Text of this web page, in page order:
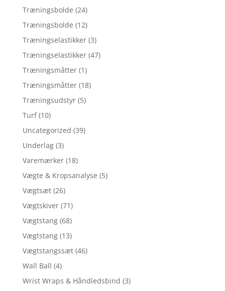
Træningsbolde (24)
Træningsbolde (12)
Træningselastikker (3)
Træningselastikker (47)
Træningsmåtter (1)
Træningsmåtter (18)
Træningsudstyr (5)
Turf (10)
Uncategorized (39)
Underlag (3)
Varemærker (18)
Vægte & Kropsanalyse (5)
Vægtsæt (26)
Vægtskiver (71)
Vægtstang (68)
Vægtstang (13)
Vægtstangssæt (46)
Wall Ball (4)
Wrist Wraps & Håndledsbind (3)